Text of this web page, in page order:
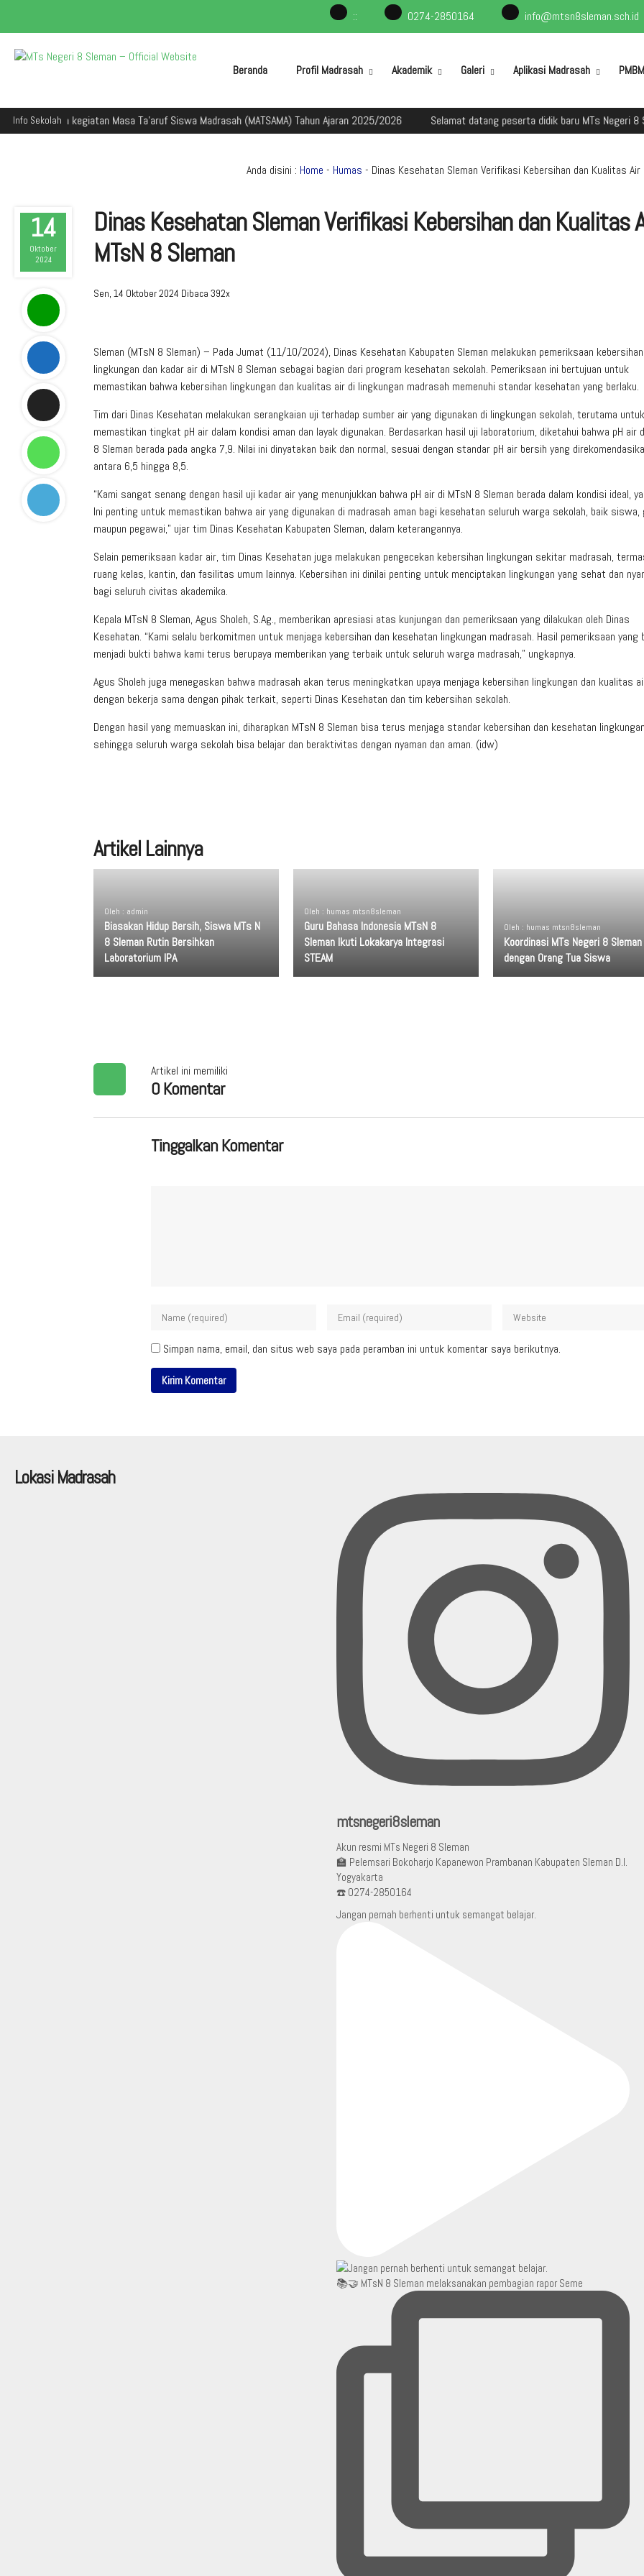
:: 0274-2850164 info@mtsn8sleman.sch.id
Beranda Profil Madrasah Akademik Galeri Aplikasi Madrasah PMBM
Info Sekolah
kegiatan Masa Ta'aruf Siswa Madrasah (MATSAMA) Tahun Ajaran 2025/2026 Selamat datang peserta didik baru MTs Negeri 8 Sleman
Anda disini : Home - Humas - Dinas Kesehatan Sleman Verifikasi Kebersihan dan Kualitas Air
14
Oktober
2024
Dinas Kesehatan Sleman Verifikasi Kebersihan dan Kualitas
MTsN 8 Sleman
Sen, 14 Oktober 2024 Dibaca 392x
Sleman (MTsN 8 Sleman) – Pada Jumat (11/10/2024), Dinas Kesehatan Kabupaten Sleman melakukan pemeriksaan kebersihan
lingkungan dan kadar air di MTsN 8 Sleman sebagai bagian dari program kesehatan sekolah. Pemeriksaan ini bertujuan untuk
memastikan bahwa kebersihan lingkungan dan kualitas air di lingkungan madrasah memenuhi standar kesehatan yang berlaku.
Tim dari Dinas Kesehatan melakukan serangkaian uji terhadap sumber air yang digunakan di lingkungan sekolah, terutama untuk
memastikan tingkat pH air dalam kondisi aman dan layak digunakan. Berdasarkan hasil uji laboratorium, diketahui bahwa pH air
8 Sleman berada pada angka 7,9. Nilai ini dinyatakan baik dan normal, sesuai dengan standar pH air bersih yang
antara 6,5 hingga 8,5.
“Kami sangat senang dengan hasil uji kadar air yang menunjukkan bahwa pH air di MTsN 8 Sleman berada dalam kondisi ideal,
Ini penting untuk memastikan bahwa air yang digunakan di madrasah aman bagi kesehatan seluruh warga sekolah, baik siswa,
maupun pegawai,” ujar tim Dinas Kesehatan Kabupaten Sleman, dalam keterangannya.
Selain pemeriksaan kadar air, tim Dinas Kesehatan juga melakukan pengecekan kebersihan lingkungan sekitar madrasah,
ruang kelas, kantin, dan fasilitas umum lainnya. Kebersihan ini dinilai penting untuk menciptakan lingkungan yang sehat dan
bagi seluruh civitas akademika.
Kepala MTsN 8 Sleman, Agus Sholeh, S.Ag., memberikan apresiasi atas kunjungan dan pemeriksaan yang dilakukan oleh Dinas
Kesehatan. “Kami selalu berkomitmen untuk menjaga kebersihan dan kesehatan lingkungan madrasah. Hasil pemeriksaan yang
menjadi bukti bahwa kami terus berupaya memberikan yang terbaik untuk seluruh warga madrasah,” ungkapnya.
Agus Sholeh juga menegaskan bahwa madrasah akan terus meningkatkan upaya menjaga kebersihan lingkungan dan kualitas
dengan bekerja sama dengan pihak terkait, seperti Dinas Kesehatan dan tim kebersihan sekolah.
Dengan hasil yang memuaskan ini, diharapkan MTsN 8 Sleman bisa terus menjaga standar kebersihan dan kesehatan
sehingga seluruh warga sekolah bisa belajar dan beraktivitas dengan nyaman dan aman. (idw)
Artikel Lainnya
Oleh : admin
Biasakan Hidup Bersih, Siswa MTs N
8 Sleman Rutin Bersihkan
Laboratorium IPA
Oleh : humas mtsn8sleman
Guru Bahasa Indonesia MTsN 8
Sleman Ikuti Lokakarya Integrasi
STEAM
Oleh : humas mtsn8sleman
Koordinasi MTs Negeri 8 Sleman
dengan Orang Tua Siswa
Artikel ini memiliki
0 Komentar
Tinggalkan Komentar
Simpan nama, email, dan situs web saya pada peramban ini untuk komentar saya berikutnya.
Lokasi Madrasah
mtsnegeri8sleman
Akun resmi MTs Negeri 8 Sleman
🏫 Pelemsari Bokoharjo Kapanewon Prambanan Kabupaten Sleman D.I.
Yogyakarta
☎️ 0274-2850164
Jangan pernah berhenti untuk semangat belajar.
📚🤝 MTsN 8 Sleman melaksanakan pembagian rapor Seme